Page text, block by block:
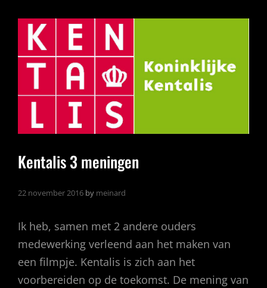
EEN
PLUIM!
ZO
HOORT
HET….
Kentalis 3 meningen
22 november 2016 by meinard
Ik heb, samen met 2 andere ouders
medewerking verleend aan het maken van
een filmpje. Kentalis is zich aan het
voorbereiden op de toekomst. De mening van